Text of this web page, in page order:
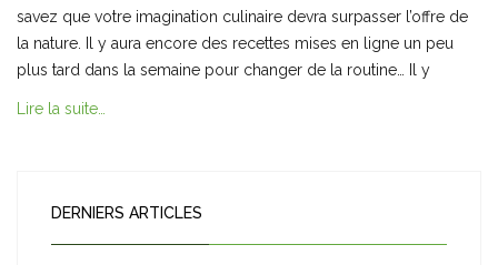
savez que votre imagination culinaire devra surpasser l’offre de
la nature. Il y aura encore des recettes mises en ligne un peu
plus tard dans la semaine pour changer de la routine… Il y
Lire la suite…
DERNIERS ARTICLES